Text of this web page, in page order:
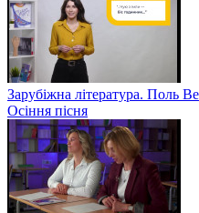
Зарубіжна література. Поль
Осіння пісня